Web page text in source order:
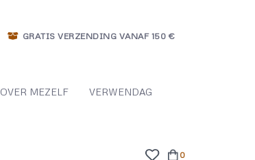
GRATIS VERZENDING VANAF 150 €
OVER MEZELF VERWENDAG
0